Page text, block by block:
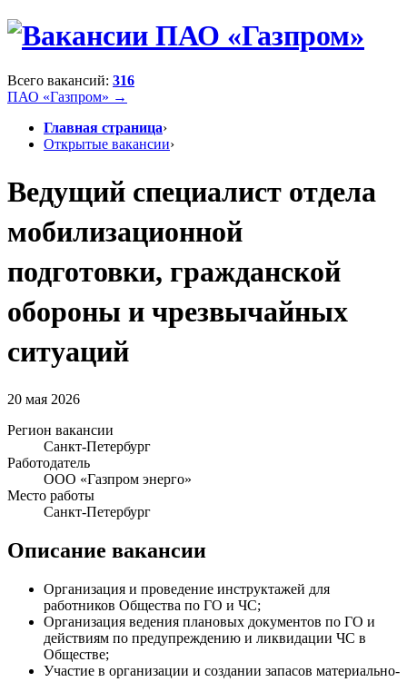
Всего вакансий: 316
ПАО «Газпром» →
Главная страница›
Открытые вакансии›
Ведущий специалист отдела
мобилизационной
подготовки, гражданской
обороны и чрезвычайных
ситуаций
20 мая 2026
Регион вакансии
Санкт-Петербург
Работодатель
ООО «Газпром энерго»
Место работы
Санкт-Петербург
Описание вакансии
Организация и проведение инструктажей для
работников Общества по ГО и ЧС;
Организация ведения плановых документов по ГО и
действиям по предупреждению и ликвидации ЧС в
Обществе;
Участие в организации и создании запасов материально-